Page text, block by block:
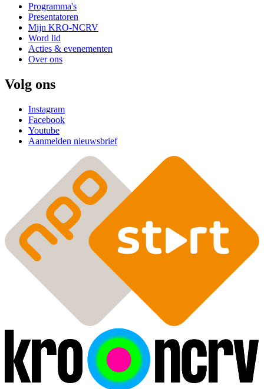
Programma's
Presentatoren
Mijn KRO-NCRV
Word lid
Acties & evenementen
Over ons
Volg ons
Instagram
Facebook
Youtube
Aanmelden nieuwsbrief